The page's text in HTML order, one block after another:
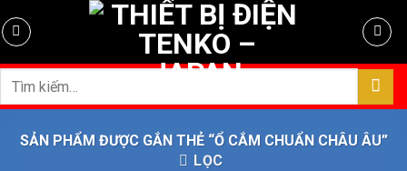
to
Tìm
SẢN PHẨM ĐƯỢC GẮN THẺ “Ổ CẮM CHUẨN CHÂU ÂU”
LỌC